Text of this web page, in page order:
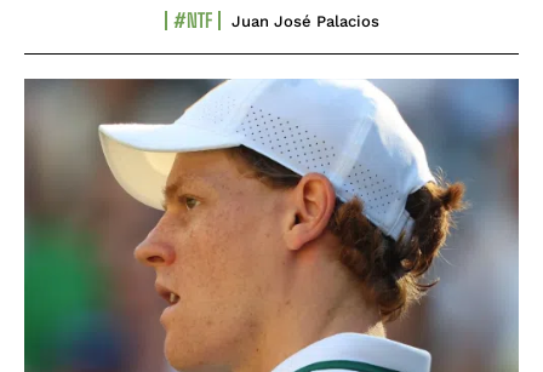
#NTF Juan José Palacios